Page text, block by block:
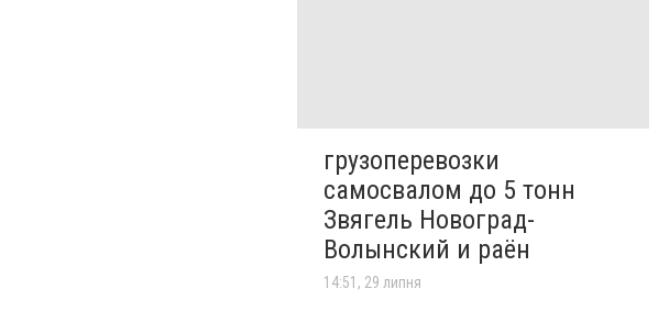
грузоперевозки
самосвалом до 5 тонн
Звягель Новоград-
Волынский и раён
14:51, 29 липня